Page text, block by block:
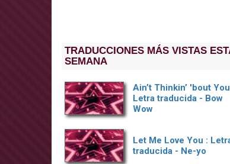
TRADUCCIONES MÁS VISTAS
SEMANA
Ain’t Thinkin’ 'bout
Letra traducida - Bow
Wow
Let Me Love You :
traducida - Ne-yo